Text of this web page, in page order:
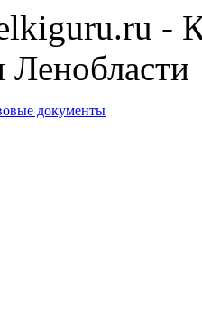
-
Ленобласти
документы